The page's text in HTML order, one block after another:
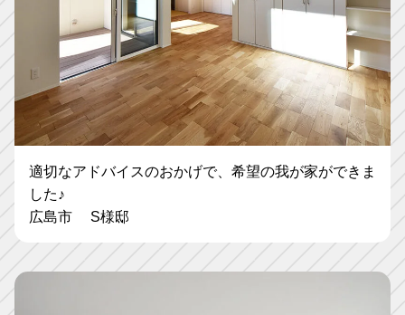
適切なアドバイスのおかげで、希望の我が家ができま
した♪
広島市 S様邸